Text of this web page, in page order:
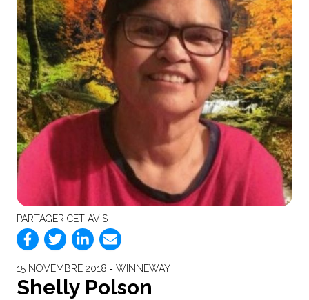
PARTAGER CET AVIS
15 NOVEMBRE 2018 ‐ WINNEWAY
Shelly Polson